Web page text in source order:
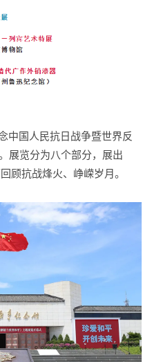
国人民抗日战争暨世界反
展览分为八个部分，展出
顾抗战烽火、峥嵘岁月。